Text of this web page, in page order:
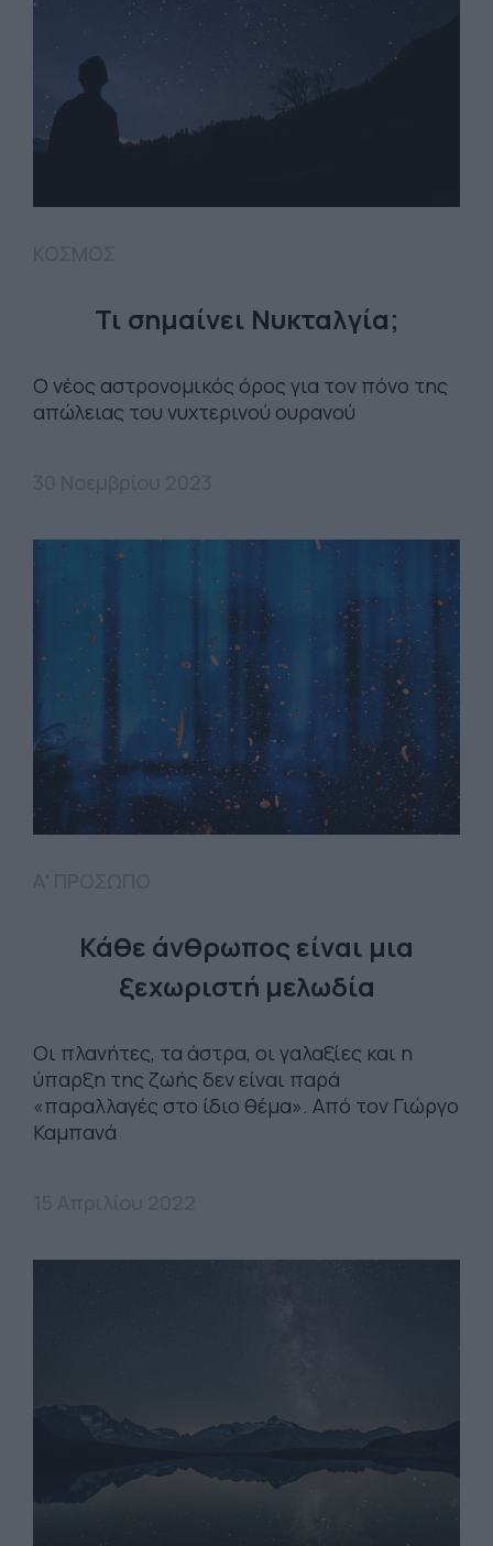
Τι σημαίνει Νυκταλγία;
O νέος αστρονομικός όρος για τον πόνο της
απώλειας του νυχτερινού ουρανού
Κάθε άνθρωπος είναι μια
ξεχωριστή μελωδία
Οι πλανήτες, τα άστρα, οι γαλαξίες και η
ύπαρξη της ζωής δεν είναι παρά
«παραλλαγές στο ίδιο θέμα». Από τον Γιώργο
Καμπανά